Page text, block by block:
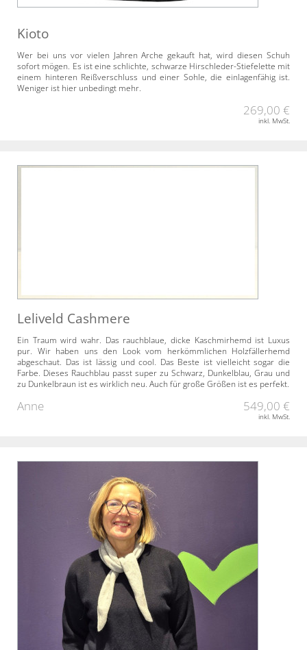
Kioto
Wer bei uns vor vielen Jahren Arche gekauft hat, wird diesen Schuh
sofort mögen. Es ist eine schlichte, schwarze Hirschleder-Stiefelette mit
einem hinteren Reißverschluss und einer Sohle, die einlagenfähig ist.
Weniger ist hier unbedingt mehr.
269,00 €
inkl. MwSt.
Leliveld Cashmere
Ein Traum wird wahr. Das rauchblaue, dicke Kaschmirhemd ist Luxus
pur. Wir haben uns den Look vom herkömmlichen Holzfällerhemd
abgeschaut. Das ist lässig und cool. Das Beste ist vielleicht sogar die
Farbe. Dieses Rauchblau passt super zu Schwarz, Dunkelblau, Grau und
zu Dunkelbraun ist es wirklich neu. Auch für große Größen ist es perfekt.
Anne 549,00 €
inkl. MwSt.